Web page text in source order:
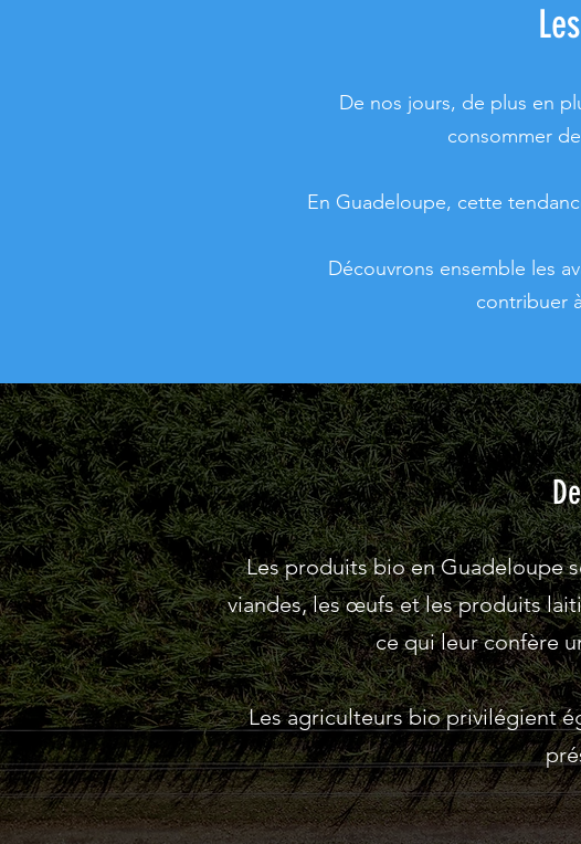
De nos jours, de plus en
consommer
En Guadeloupe, cette
Découvrons ensemble les
contribuer
Les produits bio en Guadeloupe
viandes, les œufs et les produits
ce qui leur confère
Les agriculteurs bio privilégient